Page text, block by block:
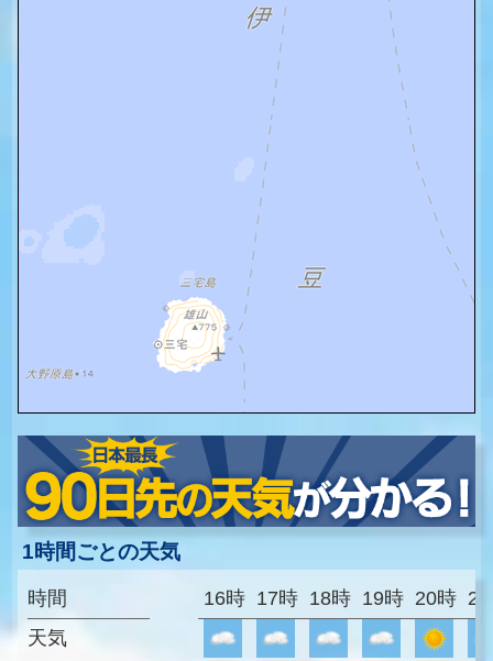
1時間ごとの天気
時間
天気
16時 17時 18時 19時 20時